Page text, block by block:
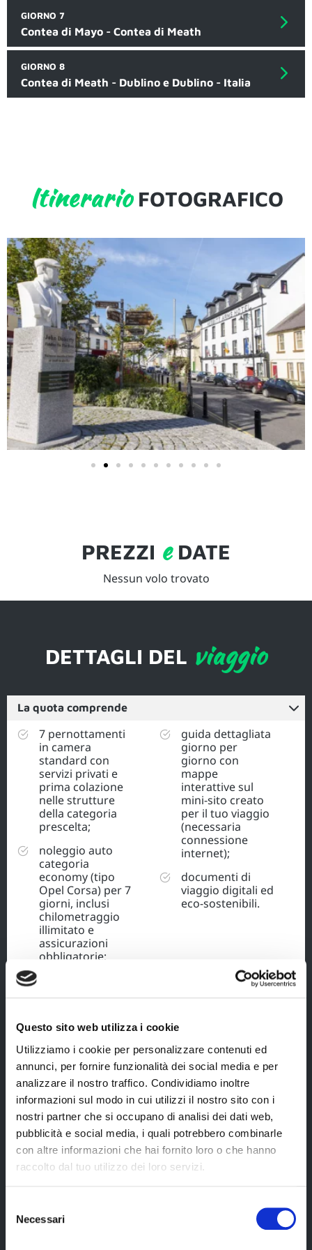
Questo sito web utilizza i cookie
Utilizziamo i cookie per personalizzare contenuti ed
annunci, per fornire funzionalità dei social media e per
analizzare il nostro traffico. Condividiamo inoltre
informazioni sul modo in cui utilizzi il nostro sito con i
nostri partner che si occupano di analisi dei dati web,
pubblicità e social media, i quali potrebbero combinarle
con altre informazioni che hai fornito loro o che hanno
raccolto dal tuo utilizzo dei loro servizi.
delNecessari
GIORNO 7
Contea di Mayo - Contea di Meath
GIORNO 8
Contea di Meath - Dublino e Dublino - Italia
ItinerarioFOTOGRAFICO
PREZZI eDATE
Nessun volo trovato
DETTAGLI DEL viaggio
La quota comprende
7 pernottamenti
in camera
standard con
servizi privati e
prima colazione
nelle strutture
della categoria
prescelta;
noleggio auto
categoria
economy (tipo
Opel Corsa) per 7
giorni, inclusi
chilometraggio
illimitato e
assicurazioni
obbligatorie;
guida dettagliata
giorno per
giorno con
mappe
interattive sul
mini-sito creato
per il tuo viaggio
(necessaria
connessione
internet);
documenti di
viaggio digitali ed
eco-sostenibili.
Attenzione Avventuriero! Questo itinerario è
natura irlandese. La località di pernottamento è
indicata facendo riferimento alla contea
anziché alla città. Gli hotel e i bed & breakfast
potrebbero trovarsi in ambienti più tranquilli,
magari in campagna o alle porte delle città più
grandi. In tal caso, potrai raggiungere
comunque il centro cittadino grazie alla tua
macchina a noleggio o ai mezzi pubblici.
La quota non comprende
costi fissi di prenotazione e assicurazione